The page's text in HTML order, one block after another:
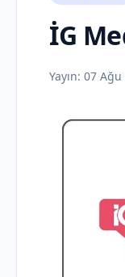
İG
Yayın: 07 Ağu